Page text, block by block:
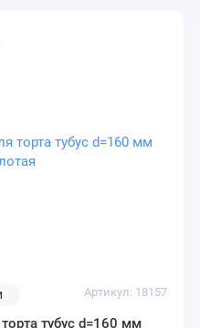
Артикул: 18157
тубус d=160 мм